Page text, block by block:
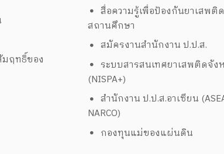
ฤทธิ์ของ
สื่อความรู้เพื่อป้องกันยาเสพติ
สถานศึกษา
สมัครงานสำนักงาน ป.ป.ส.
ระบบสารสนเทศยาเสพติดจัง
(NISPA+)
สำนักงาน ป.ป.ส.อาเซียน
NARCO)
กองทุนแม่ของแผ่นดิน